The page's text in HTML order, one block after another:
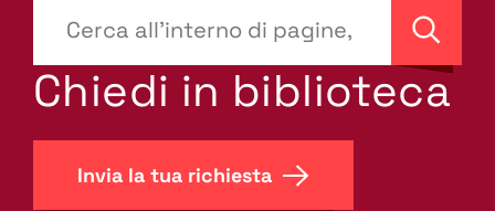
site-
search.label???
Cerca
Chiedi in biblioteca
Invia la tua richiesta